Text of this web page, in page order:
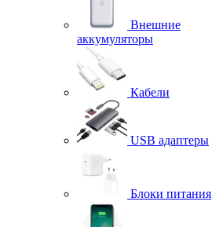
Внешние
аккумуляторы
Кабели
USB адаптеры
Блоки питания